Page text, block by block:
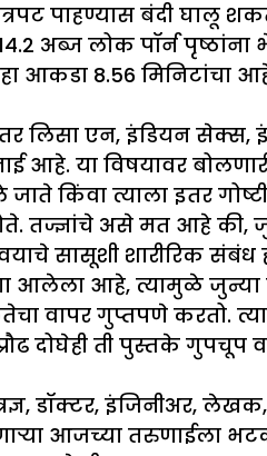
पाहण्यास बंदी घालू
अब्ज लोक पॉर्न पृष्ठांना
आकडा 8.56 मिनिटांचा
लिसा एन, इंडियन
या विषयावर
किंवा त्याला इतर
तज्ज्ञांचे असे मत आहे
सासूशी शारीरिक
आहे, त्यामुळे जुन्या
वापर गुप्तपणे करतो.
दोघेही ती पुस्तके
डॉक्टर, इंजिनीअर,
आजच्या तरुणाईला